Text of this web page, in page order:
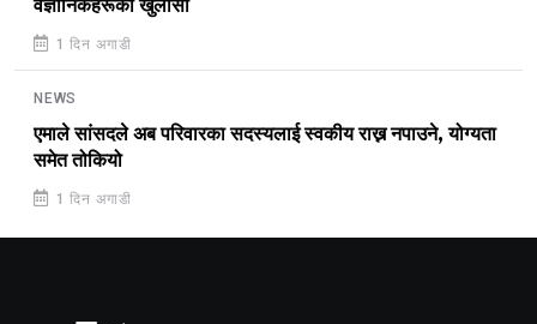
वैज्ञानिकहरूको खुलासा
1 दिन अगाडी
NEWS
एमाले सांसदले अब परिवारका सदस्यलाई स्वकीय राख्न नपाउने, योग्यता
समेत तोकियो
1 दिन अगाडी